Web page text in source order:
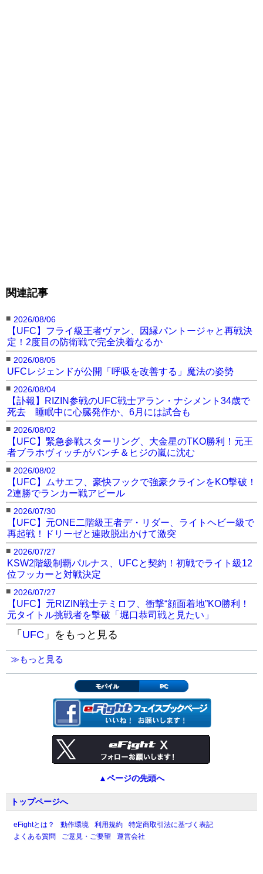
関連記事
■ 2026/08/06
【UFC】フライ級王者ヴァン、因縁パントージャと再戦決
定！2度目の防衛戦で完全決着なるか
■ 2026/08/05
UFCレジェンドが公開「呼吸を改善する」魔法の姿勢
■ 2026/08/04
【訃報】RIZIN参戦のUFC戦士アラン・ナシメント34歳で
死去 睡眠中に心臓発作か、6月には試合も
■ 2026/08/02
【UFC】緊急参戦スターリング、大金星のTKO勝利！元王
者ブラホヴィッチがパンチ＆ヒジの嵐に沈む
■ 2026/08/02
【UFC】ムサエフ、豪快フックで強豪クラインをKO撃破！
2連勝でランカー戦アピール
■ 2026/07/30
【UFC】元ONE二階級王者デ・リダー、ライトヘビー級で
再起戦！ドリーゼと連敗脱出かけて激突
■ 2026/07/27
KSW2階級制覇パルナス、UFCと契約！初戦でライト級12
位フッカーと対戦決定
■ 2026/07/27
【UFC】元RIZIN戦士テミロフ、衝撃“顔面着地”KO勝利！
元タイトル挑戦者を撃破「堀口恭司戦と見たい」
「 UFC 」をもっと見る
≫もっと見る
モバイル PC
▲ページの先頭へ
トップページへ
eFightとは？ 動作環境 利用規約
特定商取引法に基づく表記
よくある質問
ご意見・ご要望 運営会社